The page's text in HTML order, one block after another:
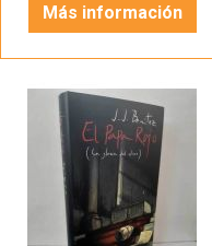
Más información